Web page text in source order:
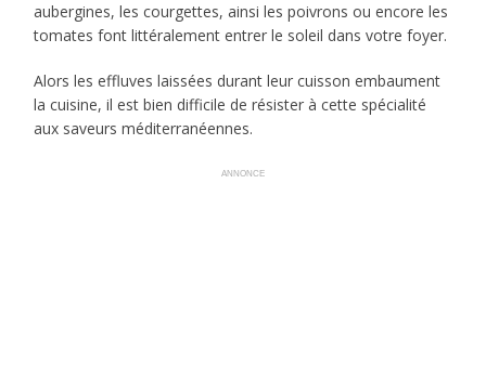
aubergines, les courgettes, ainsi les poivrons ou encore les
tomates font littéralement entrer le soleil dans votre foyer.
Alors les effluves laissées durant leur cuisson embaument
la cuisine, il est bien difficile de résister à cette spécialité
aux saveurs méditerranéennes.
ANNONCE